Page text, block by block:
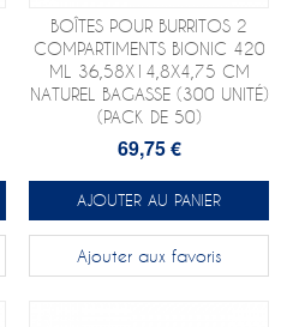
BOÎTES POUR BURRITOS 2
COMPARTIMENTS BIONIC 420
ML 36,58X14,8X4,75 CM
NATUREL BAGASSE (300 UNITÉ)
(PACK DE 50)
69,75 €
AJOUTER AU PANIER
Ajouter aux favoris